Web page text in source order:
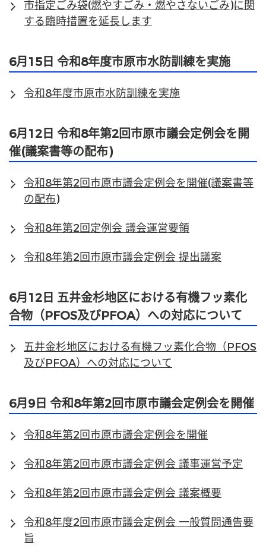
市指定ごみ袋(燃やすごみ・燃やさないごみ)に関
する臨時措置を延長します
6月15日 令和8年度市原市水防訓練を実施
令和8年度市原市水防訓練を実施
6月12日 令和8年第2回市原市議会定例会を開
催(議案書等の配布)
令和8年第2回市原市議会定例会を開催(議案書等
の配布)
令和8年第2回定例会 議会運営要領
令和8年第2回市原市議会定例会 提出議案
6月12日 五井金杉地区における有機フッ素化
合物（PFOS及びPFOA）への対応について
五井金杉地区における有機フッ素化合物（PFOS
及びPFOA）への対応について
6月9日 令和8年第2回市原市議会定例会を開催
令和8年第2回市原市議会定例会を開催
令和8年第2回市原市議会定例会 議事運営予定
令和8年第2回市原市議会定例会 議案概要
令和8年度2回市原市議会定例会 一般質問通告要
旨